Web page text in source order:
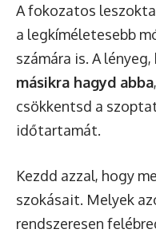
A fokozatos
a legkíméletesebb
számára is. A
másikra hagyd abba
csökkentsd a
időtartamát.
Kezdd azzal, hogy
szokásait. Melyek
rendszeresen